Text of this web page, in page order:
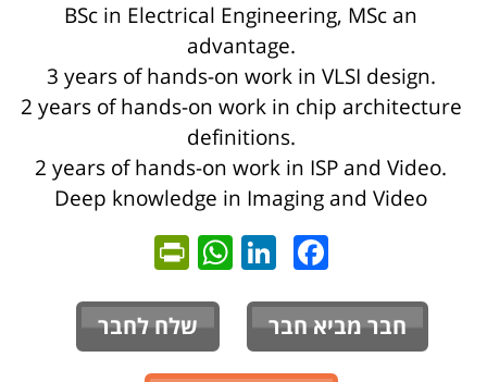
BSc in Electrical Engineering, MSc an
advantage.
3 years of hands-on work in VLSI design.
2 years of hands-on work in chip architecture
definitions.
2 years of hands-on work in ISP and Video.
Deep knowledge in Imaging and Video
Facebook
LinkedIn
WhatsApp
חבר מביא חבר שלח לחבר